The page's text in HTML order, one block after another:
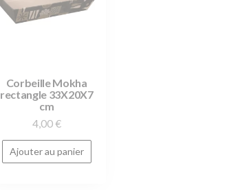
Corbeille Mokha
rectangle 33X20X7
cm
4,00 €
Ajouter au panier